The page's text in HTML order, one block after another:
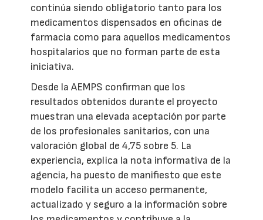
continúa siendo obligatorio tanto para los
medicamentos dispensados en oficinas de
farmacia como para aquellos medicamentos
hospitalarios que no forman parte de esta
iniciativa.
Desde la AEMPS confirman que los
resultados obtenidos durante el proyecto
muestran una elevada aceptación por parte
de los profesionales sanitarios, con una
valoración global de 4,75 sobre 5. La
experiencia, explica la nota informativa de la
agencia, ha puesto de manifiesto que este
modelo facilita un acceso permanente,
actualizado y seguro a la información sobre